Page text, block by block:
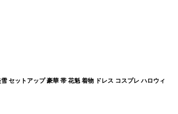
セットアップ 豪華 帯 花魁 着物 ドレス コスプレ ハロウィ